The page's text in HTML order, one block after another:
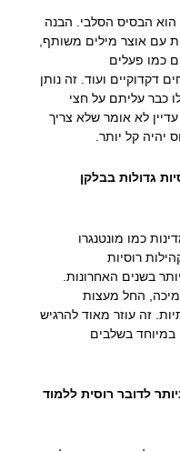
הוא הבסיס הסלבי. הבנה
עם אוצר מילים משותף,
כמו פעלים
דקדוקיים ועוד. זה נותן
כבר עליתם על חצי
לא אומר שלא צריך
קל יותר.
גדולות בבלקן
כמו מונטנגרו
רוסיות
בשנים האחרונות.
החל מעצות
זה עוזר מאוד להרגיש
בשלבים
לדובר רוסית ללמוד